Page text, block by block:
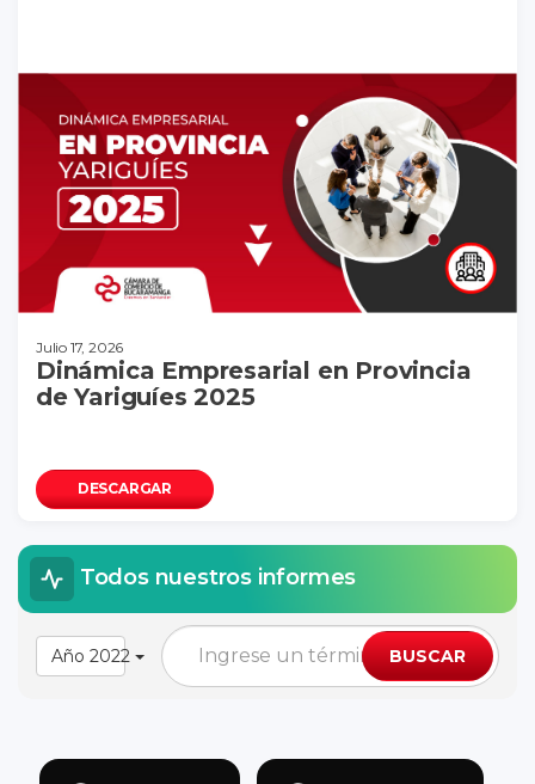
Julio 17, 2026
Dinámica Empresarial en Provincia
de Yariguíes 2025
DESCARGAR
Todos nuestros informes
Año 2022 BUSCAR